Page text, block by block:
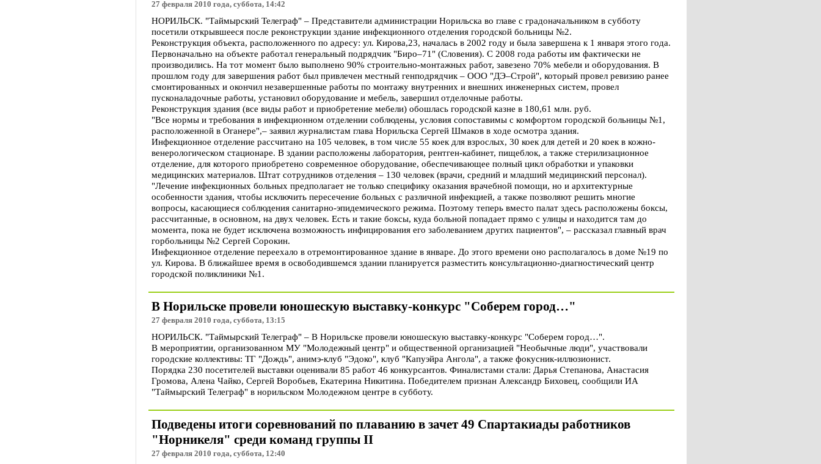
27 февраля 2010 года, суббота, 14:42
НОРИЛЬСК. "Таймырский Телеграф" – Представители администрации Норильска во главе с градоначальником в субботу
посетили открывшееся после реконструкции здание инфекционного отделения городской больницы №2.
Реконструкция объекта, расположенного по адресу: ул. Кирова,23, началась в 2002 году и была завершена к 1 января этого года.
Первоначально на объекте работал генеральный подрядчик "Биро–71" (Словения). С 2008 года работы им фактически не
производились. На тот момент было выполнено 90% строительно-монтажных работ, завезено 70% мебели и оборудования. В
прошлом году для завершения работ был привлечен местный генподрядчик – ООО "ДЭ–Строй", который провел ревизию ранее
смонтированных и окончил незавершенные работы по монтажу внутренних и внешних инженерных систем, провел
пусконаладочные работы, установил оборудование и мебель, завершил отделочные работы.
Реконструкция здания (все виды работ и приобретение мебели) обошлась городской казне в 180,61 млн. руб.
"Все нормы и требования в инфекционном отделении соблюдены, условия сопоставимы с комфортом городской больницы №1,
расположенной в Оганере",– заявил журналистам глава Норильска Сергей Шмаков в ходе осмотра здания.
Инфекционное отделение рассчитано на 105 человек, в том числе 55 коек для взрослых, 30 коек для детей и 20 коек в кожно-
венерологическом стационаре. В здании расположены лаборатория, рентген-кабинет, пищеблок, а также стерилизационное
отделение, для которого приобретено современное оборудование, обеспечивающее полный цикл обработки и упаковки
медицинских материалов. Штат сотрудников отделения – 130 человек (врачи, средний и младший медицинский персонал).
"Лечение инфекционных больных предполагает не только специфику оказания врачебной помощи, но и архитектурные
особенности здания, чтобы исключить пересечение больных с различной инфекцией, а также позволяют решить многие
вопросы, касающиеся соблюдения санитарно-эпидемического режима. Поэтому теперь вместо палат здесь расположены боксы,
рассчитанные, в основном, на двух человек. Есть и такие боксы, куда больной попадает прямо с улицы и находится там до
момента, пока не будет исключена возможность инфицирования его заболеванием других пациентов", – рассказал главный врач
горбольницы №2 Сергей Сорокин.
Инфекционное отделение переехало в отремонтированное здание в январе. До этого времени оно располагалось в доме №19 по
ул. Кирова. В ближайшее время в освободившемся здании планируется разместить консультационно-диагностический центр
городской поликлиники №1.
В Норильске провели юношескую выставку-конкурс "Соберем город…"
27 февраля 2010 года, суббота, 13:15
НОРИЛЬСК. "Таймырский Телеграф" – В Норильске провели юношескую выставку-конкурс "Соберем город…".
В мероприятии, организованном МУ "Молодежный центр" и общественной организацией "Необычные люди", участвовали
городские коллективы: ТГ "Дождь", анимэ-клуб "Эдоко", клуб "Капуэйра Ангола", а также фокусник-иллюзионист.
Порядка 230 посетителей выставки оценивали 85 работ 46 конкурсантов. Финалистами стали: Дарья Степанова, Анастасия
Громова, Алена Чайко, Сергей Воробьев, Екатерина Никитина. Победителем признан Александр Биховец, сообщили ИА
"Таймырский Телеграф" в норильском Молодежном центре в субботу.
Подведены итоги соревнований по плаванию в зачет 49 Спартакиады работников
"Норникеля" среди команд группы II
27 февраля 2010 года, суббота, 12:40